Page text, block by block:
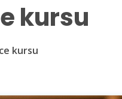
kursu
kursu